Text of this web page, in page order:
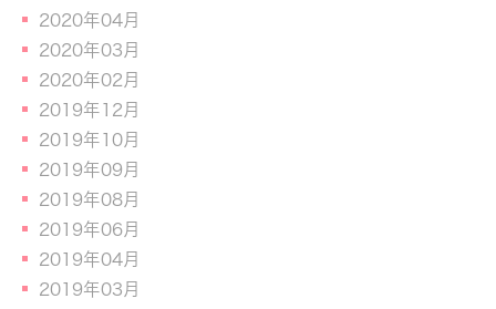
2020年04月
2020年03月
2020年02月
2019年12月
2019年10月
2019年09月
2019年08月
2019年06月
2019年04月
2019年03月